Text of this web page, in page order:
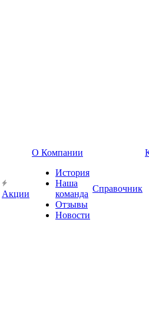
Акции
О Компании
История
Наша
команда
Отзывы
Новости
Справочник